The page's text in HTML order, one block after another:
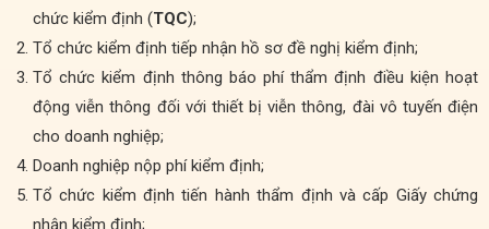
chức kiểm định (TQC);
Tổ chức kiểm định tiếp nhận hồ sơ đề nghị kiểm định;
Tổ chức kiểm định thông báo phí thẩm định điều kiện hoạt
động viễn thông đối với thiết bị viễn thông, đài vô tuyến điện
cho doanh nghiệp;
Doanh nghiệp nộp phí kiểm định;
Tổ chức kiểm định tiến hành thẩm định và cấp Giấy chứng
nhận kiểm định;